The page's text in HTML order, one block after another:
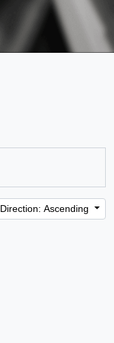
Direction: Ascending